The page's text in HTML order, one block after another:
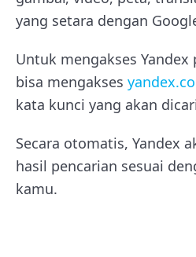
yang setara dengan
Untuk mengakses
bisa mengakses
kata kunci yang akan
Secara otomatis, Yandex
hasil pencarian sesuai
kamu.